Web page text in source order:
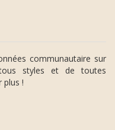
communautaire sur
styles et de toutes
plus !